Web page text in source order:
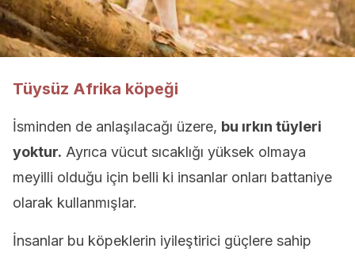
Tüysüz Afrika köpeği
İsminden de anlaşılacağı üzere, bu ırkın tüyleri
yoktur. Ayrıca vücut sıcaklığı yüksek olmaya
meyilli olduğu için belli ki insanlar onları battaniye
olarak kullanmışlar.
İnsanlar bu köpeklerin iyileştirici güçlere sahip